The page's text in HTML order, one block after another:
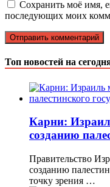
Сохранить моё имя,
последующих моих
Топ новостей на
Карни:
созданию
Правительство
созданию
точку зрения …